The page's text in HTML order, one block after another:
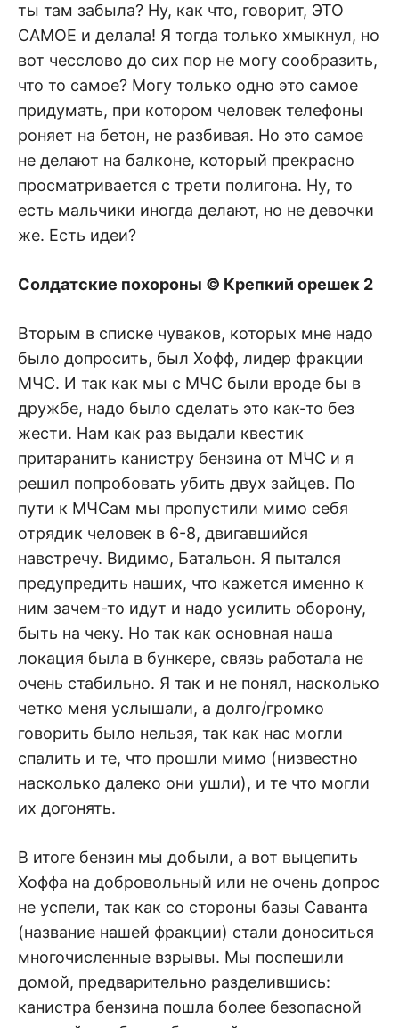
ты там забыла? Ну, как что, говорит, ЭТО
САМОЕ и делала! Я тогда только хмыкнул, но
вот чесслово до сих пор не могу сообразить,
что то самое? Могу только одно это самое
придумать, при котором человек телефоны
роняет на бетон, не разбивая. Но это самое
не делают на балконе, который прекрасно
просматривается с трети полигона. Ну, то
есть мальчики иногда делают, но не девочки
же. Есть идеи?
Солдатские похороны © Крепкий орешек 2
Вторым в списке чуваков, которых мне надо
было допросить, был Хофф, лидер фракции
МЧС. И так как мы с МЧС были вроде бы в
дружбе, надо было сделать это как-то без
жести. Нам как раз выдали квестик
притаранить канистру бензина от МЧС и я
решил попробовать убить двух зайцев. По
пути к МЧСам мы пропустили мимо себя
отрядик человек в 6-8, двигавшийся
навстречу. Видимо, Батальон. Я пытался
предупредить наших, что кажется именно к
ним зачем-то идут и надо усилить оборону,
быть на чеку. Но так как основная наша
локация была в бункере, связь работала не
очень стабильно. Я так и не понял, насколько
четко меня услышали, а долго/громко
говорить было нельзя, так как нас могли
спалить и те, что прошли мимо (низвестно
насколько далеко они ушли), и те что могли
их догонять.
В итоге бензин мы добыли, а вот выцепить
Хоффа на добровольный или не очень допрос
не успели, так как со стороны базы Саванта
(название нашей фракции) стали доноситься
многочисленные взрывы. Мы поспешили
домой, предварительно разделившись:
канистра бензина пошла более безопасной